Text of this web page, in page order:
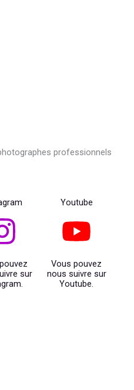
professionnels
sur
Youtube
Vous pouvez
nous suivre sur
Youtube.